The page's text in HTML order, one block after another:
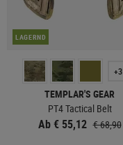
LAGERND
+3
TEMPLAR'S GEAR
PT4 Tactical Belt
Ab € 55,12 € 68,90